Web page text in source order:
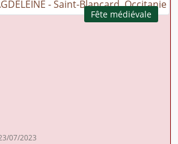
Fête médiévale
07/2023